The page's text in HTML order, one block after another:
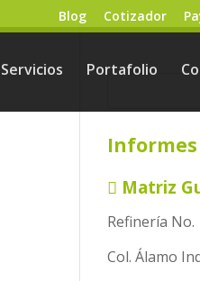
Blog Cotizador
Servicios Portafolio
Informes
Matriz
Refinería No.
Col. Álamo